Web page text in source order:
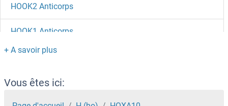
HOOK2 Anticorps
HOOK1 Anticorps
Homovanillic Acid Anticorps
HOMEZ Anticorps
Vous êtes ici: